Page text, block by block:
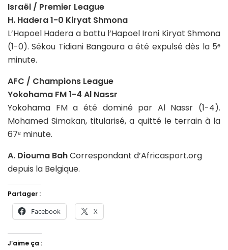
Israël / Premier League
H. Hadera 1-0 Kiryat Shmona
L’Hapoel Hadera a battu l’Hapoel Ironi Kiryat Shmona
(1-0). Sékou Tidiani Bangoura a été expulsé dès la 5ᵉ
minute.
AFC / Champions League
Yokohama FM 1-4 Al Nassr
Yokohama FM a été dominé par Al Nassr (1-4).
Mohamed Simakan, titularisé, a quitté le terrain à la
67ᵉ minute.
A. Diouma BahCorrespondant d’Africasport.org
depuis la Belgique.
Partager :
Facebook X
J’aime ça :